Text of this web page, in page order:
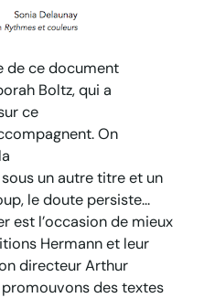
de ce document
Boltz, qui a
ce
On
un autre titre et un
le doute persiste…
est l’occasion de mieux
Hermann et leur
directeur Arthur
des textes